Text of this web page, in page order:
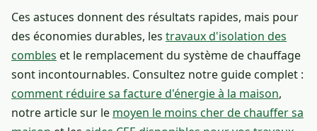
Ces astuces donnent des résultats rapides, mais pour
des économies durables, les travaux d'isolation des
combles et le remplacement du système de chauffage
sont incontournables. Consultez notre guide complet :
comment réduire sa facture d'énergie à la maison,
notre article sur le moyen le moins cher de chauffer sa